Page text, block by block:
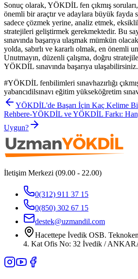
Sonuç olarak, YÖKDİL fen çıkmış soruları,
önemli bir araçtır ve adaylara büyük fayda
sadece çözmek yerine, analiz etmek,
stratejileri geliştirmek gerekmektedir. Bu
sınavında başarıya ulaşmak mümkün
yolda, sabırlı ve kararlı olmak, en önemli
Unutmayın, düzenli çalışma, doğru
YÖKDİL sınavında başarıya ulaşabilirsiniz.
#YÖKDİL fenbilimleri sınavhazırlığı
yabancıdilsınavı eğitim yükseköğretim
YÖKDİL'de Başarı İçin Kaç Kelime
Rehbere-YÖKDİL ve YÖKDİL Farkı:
Uygun?
İletişim Merkezi (09.00 - 22.00)
0(312) 911 37 15
0(850) 302 67 15
destek@uzmandil.com
Hacettepe İvedik OSB.
4. Kat Ofis No: 32 İvedik /